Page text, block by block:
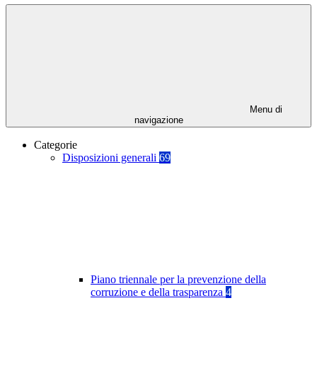
Menu di
navigazione
Categorie
Disposizioni generali 69
Piano triennale per la prevenzione della
corruzione e della trasparenza 4